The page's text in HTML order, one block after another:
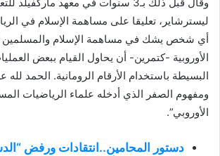
ليسترشاير، تعليقا على مساهمة الإسلام في
أي شخص يشك في مساهمة الإسلام والمسلمين
الأوروبية -كتمرين- أن يحاول القيام ببعض
البسيطة باستخدام الأرقام الرومانية. الحمد لله
ومفهوم الصفر الذي أدخله علماء الرياضيات
الأوروبي”.
دستور المحامين..انتقادات ورفض